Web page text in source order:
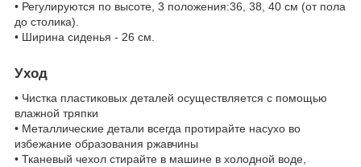
• Регулируются по высоте, 3 положения:36, 38, 40 см (от пола
до столика).
• Ширина сиденья - 26 см.
Уход
• Чистка пластиковых деталей осуществляется с помощью
влажной тряпки
• Металлические детали всегда протирайте насухо во
избежание образования ржавчины
• Тканевый чехол стирайте в машине в холодной воде,